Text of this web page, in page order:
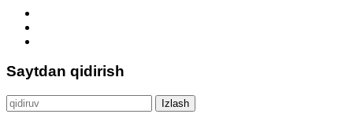
Saytdan qidirish
Qidirshish: